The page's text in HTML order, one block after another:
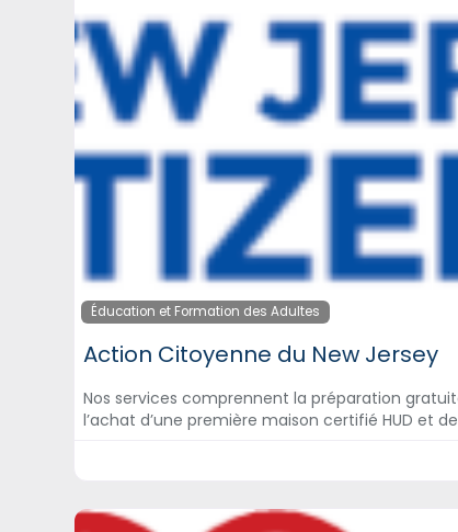
Éducation et Formation des Adultes
Action Citoyenne du New Jersey
Nos services comprennent la préparation
l’achat d’une première maison certifié HUD et